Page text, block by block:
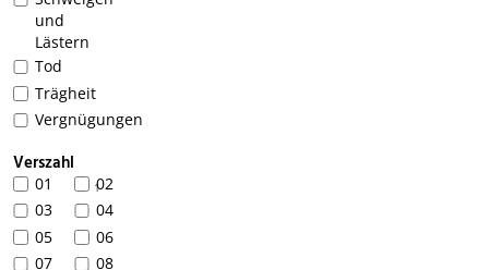
und
Lästern
Tod
Trägheit
Vergnügungen
Verszahl
01 102
03
04
05
06
07
08